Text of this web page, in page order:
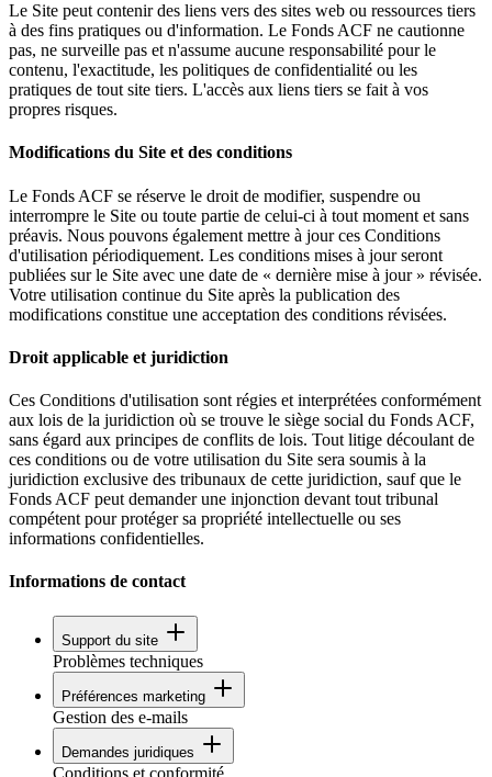
Le Site peut contenir des liens vers des sites web ou ressources tiers
à des fins pratiques ou d'information. Le Fonds ACF ne cautionne
pas, ne surveille pas et n'assume aucune responsabilité pour le
contenu, l'exactitude, les politiques de confidentialité ou les
pratiques de tout site tiers. L'accès aux liens tiers se fait à vos
propres risques.
Modifications du Site et des conditions
Le Fonds ACF se réserve le droit de modifier, suspendre ou
interrompre le Site ou toute partie de celui-ci à tout moment et sans
préavis. Nous pouvons également mettre à jour ces Conditions
d'utilisation périodiquement. Les conditions mises à jour seront
publiées sur le Site avec une date de « dernière mise à jour » révisée.
Votre utilisation continue du Site après la publication des
modifications constitue une acceptation des conditions révisées.
Droit applicable et juridiction
Ces Conditions d'utilisation sont régies et interprétées conformément
aux lois de la juridiction où se trouve le siège social du Fonds ACF,
sans égard aux principes de conflits de lois. Tout litige découlant de
ces conditions ou de votre utilisation du Site sera soumis à la
juridiction exclusive des tribunaux de cette juridiction, sauf que le
Fonds ACF peut demander une injonction devant tout tribunal
compétent pour protéger sa propriété intellectuelle ou ses
informations confidentielles.
Informations de contact
Support du site
Problèmes techniques
Préférences marketing
Gestion des e-mails
Demandes juridiques
Conditions et conformité